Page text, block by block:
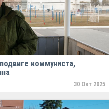
коммуниста,
30 Окт 2025